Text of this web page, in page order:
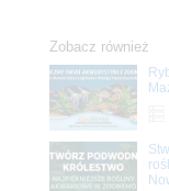
Zobacz również